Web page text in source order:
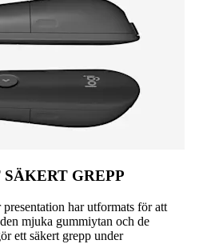
GREPP
har utformats för att
mjuka gummiytan och de
ett säkert grepp under